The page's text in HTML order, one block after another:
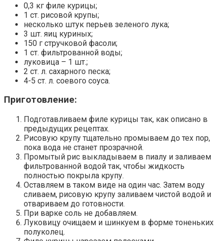
0,3 кг филе курицы;
1 ст. рисовой крупы;
несколько штук перьев зеленого лука;
3 шт. яиц куриных;
150 г стручковой фасоли;
1 ст. фильтрованной воды;
луковица – 1 шт.;
2 ст. л. сахарного песка;
4-5 ст. л. соевого соуса.
Приготовление:
Подготавливаем филе курицы так, как описано в
предыдущих рецептах.
Рисовую крупу тщательно промываем до тех пор,
пока вода не станет прозрачной.
Промытый рис выкладываем в пиалу и заливаем
фильтрованной водой так, чтобы жидкость
полностью покрыла крупу.
Оставляем в таком виде на один час. Затем воду
сливаем, рисовую крупу заливаем чистой водой и
отвариваем до готовности.
При варке соль не добавляем.
Луковицу очищаем и шинкуем в форме тоненьких
полуколец.